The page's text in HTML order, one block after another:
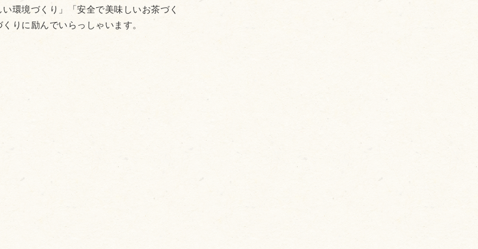
環境づくり」「安全で美味しいお茶づく
りに励んでいらっしゃいます。